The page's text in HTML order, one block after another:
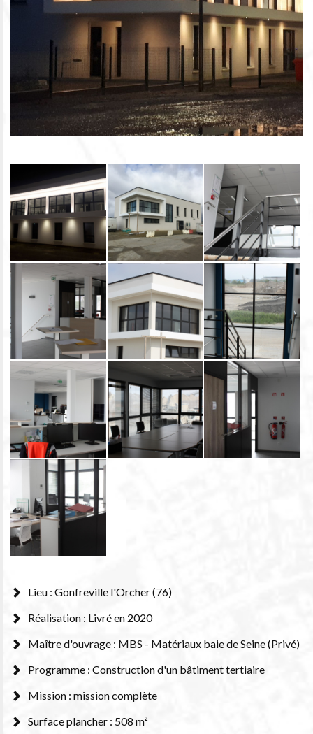
CONTACTS
Lieu : Gonfreville l'Orcher (76)
Réalisation : Livré en 2020
Maître d'ouvrage : MBS - Matériaux baie de Seine (Privé)
Programme : Construction d'un bâtiment tertiaire
Mission : mission complète
Surface plancher : 508 m²